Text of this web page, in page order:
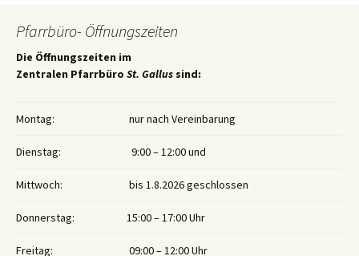
Pfarrbüro- Öffnungszeiten
Die Öffnungszeiten im
Zentralen Pfarrbüro St. Gallus sind:
Montag: nur nach Vereinbarung
Dienstag: 9:00 – 12:00 und
Mittwoch: bis 1.8.2026 geschlossen
Donnerstag: 15:00 – 17:00 Uhr
Freitag: 09:00 – 12:00 Uhr